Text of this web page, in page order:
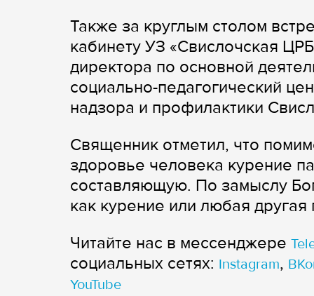
Также за круглым столом
кабинету УЗ «Свислочская
директора по основной
социально-педагогический
надзора и профилактики
Священник отметил, что
здоровье человека курение
составляющую. По замыслу
как курение или любая
Читайте нас в мессенджере
cоциальных сетях: Instagram,
YouTube